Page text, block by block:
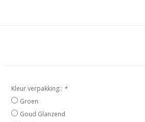
Kleur verpakking:: *
Groen
Goud Glanzend